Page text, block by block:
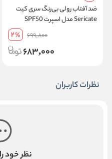
ضد آفتاب رولی بی‌رنگ سری کیت
Sericate مدل اسپرت SPF50
مقاوم در برابر تعریق حجم 50 میل
699,800
2%
683,000
نظرات کاربران
نظر خود